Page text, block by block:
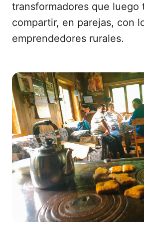
transformadores que luego
compartir, en parejas, con
emprendedores rurales.